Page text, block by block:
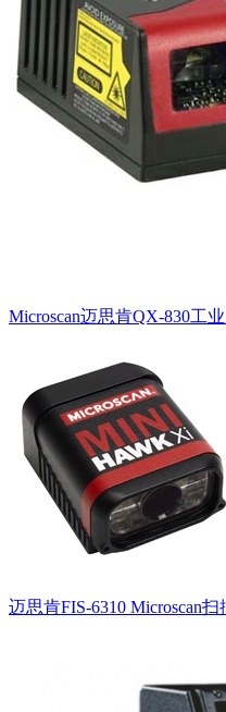
Microscan迈思肯QX-830工
迈思肯FIS-6310 Microscan